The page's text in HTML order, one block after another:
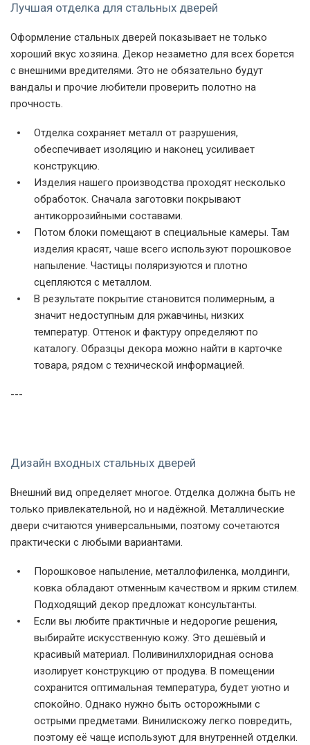
Лучшая отделка для стальных дверей
Оформление стальных дверей показывает не только
хороший вкус хозяина. Декор незаметно для всех борется
с внешними вредителями. Это не обязательно будут
вандалы и прочие любители проверить полотно на
прочность.
Отделка сохраняет металл от разрушения,
обеспечивает изоляцию и наконец усиливает
конструкцию.
Изделия нашего производства проходят несколько
обработок. Сначала заготовки покрывают
антикоррозийными составами.
Потом блоки помещают в специальные камеры. Там
изделия красят, чаше всего используют порошковое
напыление. Частицы поляризуются и плотно
сцепляются с металлом.
В результате покрытие становится полимерным, а
значит недоступным для ржавчины, низких
температур. Оттенок и фактуру определяют по
каталогу. Образцы декора можно найти в карточке
товара, рядом с технической информацией.
---
Дизайн входных стальных дверей
Внешний вид определяет многое. Отделка должна быть не
только привлекательной, но и надёжной. Металлические
двери считаются универсальными, поэтому сочетаются
практически с любыми вариантами.
Порошковое напыление, металлофиленка, молдинги,
ковка обладают отменным качеством и ярким стилем.
Подходящий декор предложат консультанты.
Если вы любите практичные и недорогие решения,
выбирайте искусственную кожу. Это дешёвый и
красивый материал. Поливинилхлоридная основа
изолирует конструкцию от продува. В помещении
сохранится оптимальная температура, будет уютно и
спокойно. Однако нужно быть осторожными с
острыми предметами. Винилискожу легко повредить,
поэтому её чаще используют для внутренней отделки.